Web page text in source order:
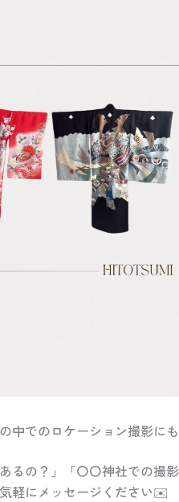
中でのロケーション撮影に
あるの？」「〇〇神社での
軽にメッセージください✉️